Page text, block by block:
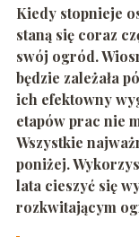
Kiedy stopnieje
staną się coraz
swój ogród.
będzie zależała
ich efektowny
etapów prac nie
Wszystkie
poniżej.
lata cieszyć się
rozkwitającym